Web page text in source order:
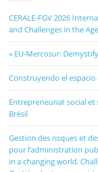
CERALE-FGV 2026
and Challenges in the
« EU-Mercosur:
Construyendo el
Entrepreneuriat social et
Brésil
Gestion des risques et
pour l’administration
in a changing world.